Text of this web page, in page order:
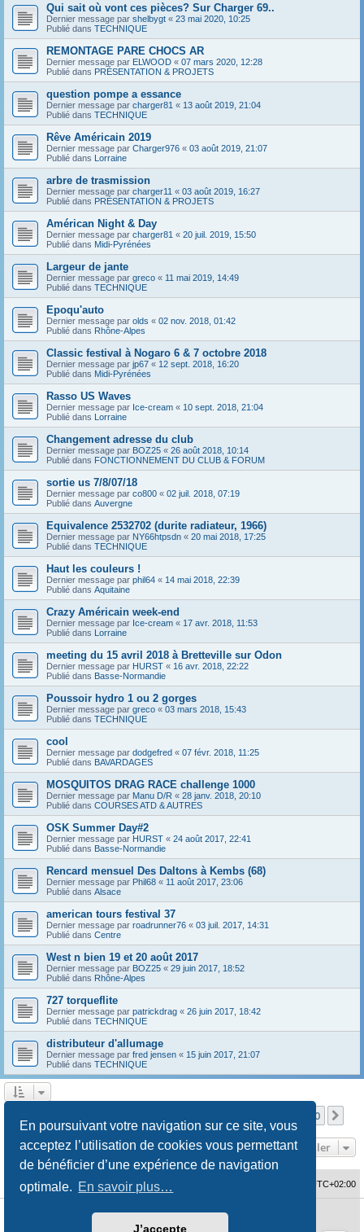
En poursuivant votre navigation sur ce site, vous
acceptez l’utilisation de cookies vous permettant
de bénéficier d’une expérience de navigation
optimale. En savoir plus…
J’accepte
Qui sait où vont ces pièces? Sur Charger 69..
Dernier message par shelbygt « 23 mai 2020, 10:25
Publié dans TECHNIQUE
REMONTAGE PARE CHOCS AR
Dernier message par ELWOOD « 07 mars 2020, 12:28
Publié dans PRÉSENTATION & PROJETS
question pompe a essance
Dernier message par charger81 « 13 août 2019, 21:04
Publié dans TECHNIQUE
Rêve Américain 2019
Dernier message par Charger976 « 03 août 2019, 21:07
Publié dans Lorraine
arbre de trasmission
Dernier message par charger11 « 03 août 2019, 16:27
Publié dans PRÉSENTATION & PROJETS
Américan Night & Day
Dernier message par charger81 « 20 juil. 2019, 15:50
Publié dans Midi-Pyrénées
Largeur de jante
Dernier message par greco « 11 mai 2019, 14:49
Publié dans TECHNIQUE
Epoqu'auto
Dernier message par olds « 02 nov. 2018, 01:42
Publié dans Rhône-Alpes
Classic festival à Nogaro 6 & 7 octobre 2018
Dernier message par jp67 « 12 sept. 2018, 16:20
Publié dans Midi-Pyrénées
Rasso US Waves
Dernier message par Ice-cream « 10 sept. 2018, 21:04
Publié dans Lorraine
Changement adresse du club
Dernier message par BOZ25 « 26 août 2018, 10:14
Publié dans FONCTIONNEMENT DU CLUB & FORUM
sortie us 7/8/07/18
Dernier message par co800 « 02 juil. 2018, 07:19
Publié dans Auvergne
Equivalence 2532702 (durite radiateur, 1966)
Dernier message par NY66htpsdn « 20 mai 2018, 17:25
Publié dans TECHNIQUE
Haut les couleurs !
Dernier message par phil64 « 14 mai 2018, 22:39
Publié dans Aquitaine
Crazy Américain week-end
Dernier message par Ice-cream « 17 avr. 2018, 11:53
Publié dans Lorraine
meeting du 15 avril 2018 à Bretteville sur Odon
Dernier message par HURST « 16 avr. 2018, 22:22
Publié dans Basse-Normandie
Poussoir hydro 1 ou 2 gorges
Dernier message par greco « 03 mars 2018, 15:43
Publié dans TECHNIQUE
cool
Dernier message par dodgefred « 07 févr. 2018, 11:25
Publié dans BAVARDAGES
MOSQUITOS DRAG RACE challenge 1000
Dernier message par Manu D/R « 28 janv. 2018, 20:10
Publié dans COURSES ATD & AUTRES
OSK Summer Day#2
Dernier message par HURST « 24 août 2017, 22:41
Publié dans Basse-Normandie
Rencard mensuel Des Daltons à Kembs (68)
Dernier message par Phil68 « 11 août 2017, 23:06
Publié dans Alsace
american tours festival 37
Dernier message par roadrunner76 « 03 juil. 2017, 14:31
Publié dans Centre
West n bien 19 et 20 août 2017
Dernier message par BOZ25 « 29 juin 2017, 18:52
Publié dans Rhône-Alpes
727 torqueflite
Dernier message par patrickdrag « 26 juin 2017, 18:42
Publié dans TECHNIQUE
distributeur d'allumage
Dernier message par fred jensen « 15 juin 2017, 21:07
Publié dans TECHNIQUE
10
Aller
Accueil du forum UTC+02:00
Développé parphpBB® Forum Software © phpBB Limited
Traduction française officielle